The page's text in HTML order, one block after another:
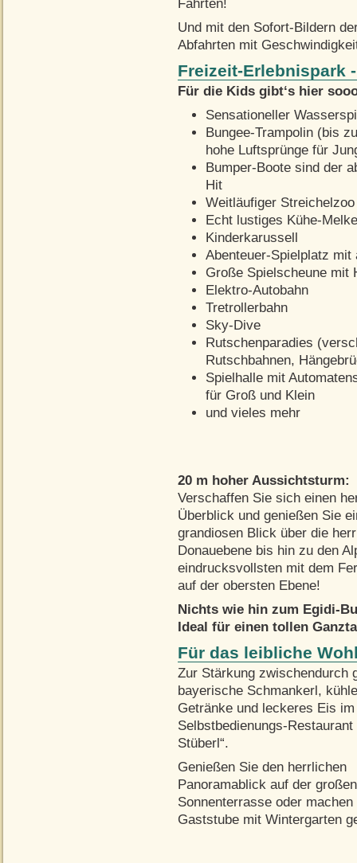
Fahrten!
Und mit den Sofort-Bildern
Abfahrten mit
Freizeit-Erlebnispark -
Für die Kids gibt‘s hier
Sensationeller
Bungee-Trampolin (bis
hohe Luftsprünge für
Bumper-Boote sind der
Hit
Weitläufiger Streichelzoo
Echt lustiges Kühe-
Kinderkarussell
Abenteuer-Spielplatz
Große Spielscheune mit
Elektro-Autobahn
Tretrollerbahn
Sky-Dive
Rutschenparadies
Rutschbahnen,
Spielhalle mit
für Groß und Klein
und vieles mehr
20 m hoher Aussichtsturm:
Verschaffen Sie sich einen
Überblick und genießen Sie
grandiosen Blick über die
Donauebene bis hin zu den
eindrucksvollsten mit dem
auf der obersten Ebene!
Nichts wie hin zum Egidi-
Ideal für einen tollen
Für das leibliche
Zur Stärkung zwischendurch
bayerische Schmankerl, kühle
Getränke und leckeres Eis im
Selbstbedienungs-Restaurant
Stüberl“.
Genießen Sie den herrlichen
Panoramablick auf der großen
Sonnenterrasse oder
Gaststube mit Wintergarten